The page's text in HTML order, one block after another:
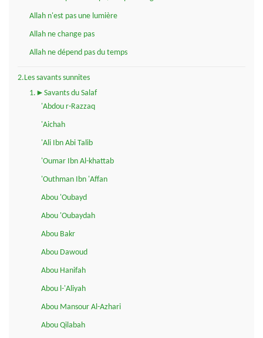
Allah n'est pas une lumière
Allah ne change pas
Allah ne dépend pas du temps
2.Les savants sunnites
1.►Savants du Salaf
'Abdou r-Razzaq
'Aichah
'Ali Ibn Abi Talib
'Oumar Ibn Al-khattab
'Outhman Ibn 'Affan
Abou 'Oubayd
Abou 'Oubaydah
Abou Bakr
Abou Dawoud
Abou Hanifah
Abou l-'Aliyah
Abou Mansour Al-Azhari
Abou Qilabah